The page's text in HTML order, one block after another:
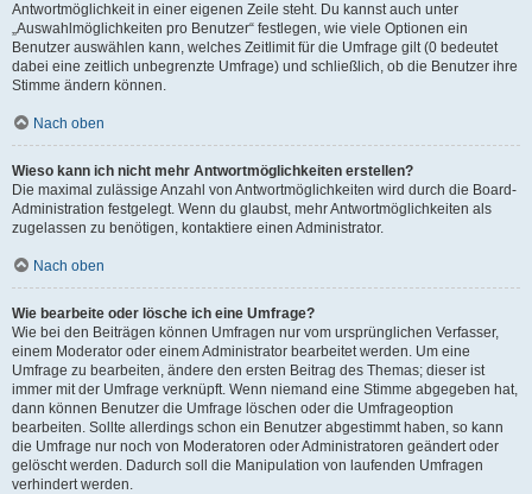
Antwortmöglichkeit in einer eigenen Zeile steht. Du kannst auch unter
„Auswahlmöglichkeiten pro Benutzer“ festlegen, wie viele Optionen ein
Benutzer auswählen kann, welches Zeitlimit für die Umfrage gilt (0 bedeutet
dabei eine zeitlich unbegrenzte Umfrage) und schließlich, ob die Benutzer ihre
Stimme ändern können.
Nach oben
Wieso kann ich nicht mehr Antwortmöglichkeiten erstellen?
Die maximal zulässige Anzahl von Antwortmöglichkeiten wird durch die Board-
Administration festgelegt. Wenn du glaubst, mehr Antwortmöglichkeiten als
zugelassen zu benötigen, kontaktiere einen Administrator.
Nach oben
Wie bearbeite oder lösche ich eine Umfrage?
Wie bei den Beiträgen können Umfragen nur vom ursprünglichen Verfasser,
einem Moderator oder einem Administrator bearbeitet werden. Um eine
Umfrage zu bearbeiten, ändere den ersten Beitrag des Themas; dieser ist
immer mit der Umfrage verknüpft. Wenn niemand eine Stimme abgegeben hat,
dann können Benutzer die Umfrage löschen oder die Umfrageoption
bearbeiten. Sollte allerdings schon ein Benutzer abgestimmt haben, so kann
die Umfrage nur noch von Moderatoren oder Administratoren geändert oder
gelöscht werden. Dadurch soll die Manipulation von laufenden Umfragen
verhindert werden.